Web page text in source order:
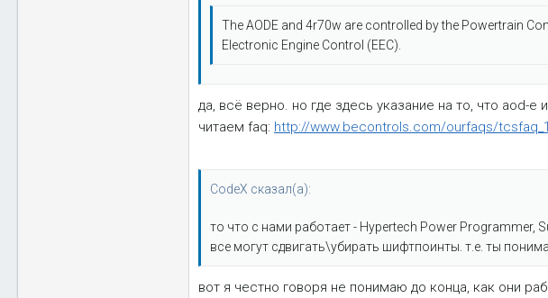
The AODE and 4r70w are controlled by the Powertrain
Electronic Engine Control (EEC).
да, всё верно. но где здесь указание на то, что aod-e
читаем faq: http://www.becontrols.com/ourfaqs/
CodeX сказал(а):
то что с нами работает - Hypertech Power Programmer,
все могут сдвигать\убирать шифтпоинты. т.е. ты
вот я честно говоря не понимаю до конца, как они